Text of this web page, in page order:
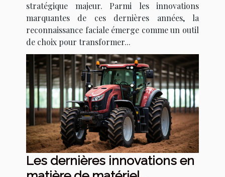
stratégique majeur. Parmi les innovations
marquantes de ces dernières années, la
reconnaissance faciale émerge comme un outil
de choix pour transformer...
Les dernières innovations en